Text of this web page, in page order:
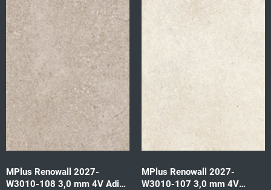
MPlus Renowall 2027-
W3010-108 3,0 mm 4V Adige
MPlus Renowall 2027-
W3010-107 3,0 mm 4V